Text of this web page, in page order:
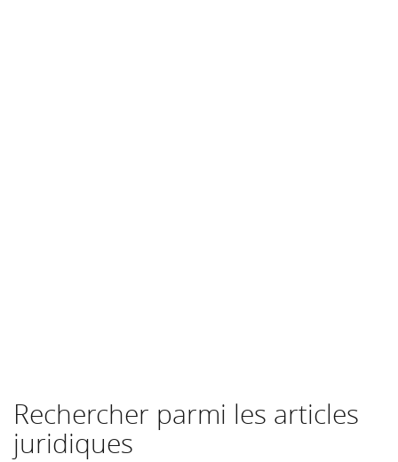
Rechercher parmi les articles
juridiques